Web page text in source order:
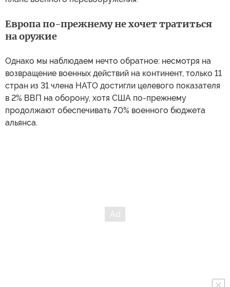
Европа по-прежнему не хочет тратиться
на оружие
Однако мы наблюдаем нечто обратное: несмотря на
возвращение военных действий на континент, только 11
стран из 31 члена НАТО достигли целевого показателя
в 2% ВВП на оборону, хотя США по-прежнему
продолжают обеспечивать 70% военного бюджета
альянса.